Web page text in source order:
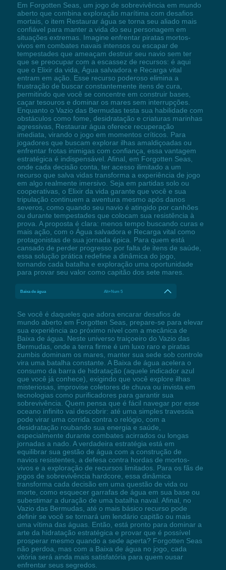
Em Forgotten Seas, um jogo de sobrevivência em mundo
aberto que combina exploração marítima com desafios
mortais, o item Restaurar água se torna seu aliado mais
confiável para manter a vida do seu personagem em
situações extremas. Imagine enfrentar piratas mortos-
vivos em combates navais intensos ou escapar de
tempestades que ameaçam destruir seu navio sem ter
que se preocupar com a escassez de recursos: é aqui
que o Elixir da vida, Água salvadora e Recarga vital
entram em ação. Esse recurso poderoso elimina a
frustração de buscar constantemente itens de cura,
permitindo que você se concentre em construir bases,
caçar tesouros e dominar os mares sem interrupções.
Enquanto o Vazio das Bermudas testa sua habilidade com
obstáculos como fome, desidratação e criaturas marinhas
agressivas, Restaurar água oferece recuperação
imediata, virando o jogo em momentos críticos. Para
jogadores que buscam explorar ilhas amaldiçoadas ou
enfrentar frotas inimigas com confiança, essa vantagem
estratégica é indispensável. Afinal, em Forgotten Seas,
onde cada decisão conta, ter acesso ilimitado a um
recurso que salva vidas transforma a experiência de jogo
em algo realmente imersivo. Seja em partidas solo ou
cooperativas, o Elixir da vida garante que você e sua
tripulação continuem a aventura mesmo após danos
severos, como quando seu navio é atingido por canhões
ou durante tempestades que colocam sua resistência à
prova. A proposta é clara: menos tempo buscando curas e
mais ação, com o Água salvadora e Recarga vital como
protagonistas de sua jornada épica. Para quem está
cansado de perder progresso por falta de itens de saúde,
essa solução prática redefine a dinâmica do jogo,
tornando cada batalha e exploração uma oportunidade
para provar seu valor como capitão dos sete mares.
Baixa de água Alt+Num 5
Se você é daqueles que adora encarar desafios de
mundo aberto em Forgotten Seas, prepare-se para elevar
sua experiência ao próximo nível com a mecânica de
Baixa de água. Neste universo traiçoeiro do Vazio das
Bermudas, onde a terra firme é um luxo raro e piratas
zumbis dominam os mares, manter sua sede sob controle
vira uma batalha constante. A Baixa de água acelera o
consumo da barra de hidratação (aquele indicador azul
que você já conhece), exigindo que você explore ilhas
misteriosas, improvise coletores de chuva ou invista em
tecnologias como purificadores para garantir sua
sobrevivência. Quem pensa que é fácil navegar por esse
oceano infinito vai descobrir: até uma simples travessia
pode virar uma corrida contra o relógio, com a
desidratação roubando sua energia e saúde,
especialmente durante combates acirrados ou longas
jornadas a nado. A verdadeira estratégia está em
equilibrar sua gestão de água com a construção de
navios resistentes, a defesa contra hordas de mortos-
vivos e a exploração de recursos limitados. Para os fãs de
jogos de sobrevivência hardcore, essa dinâmica
transforma cada decisão em uma questão de vida ou
morte, como esquecer garrafas de água em sua base ou
subestimar a duração de uma batalha naval. Afinal, no
Vazio das Bermudas, até o mais básico recurso pode
definir se você se tornará um lendário capitão ou mais
uma vítima das águas. Então, está pronto para dominar a
arte da hidratação estratégica e provar que é possível
prosperar mesmo quando a sede aperta? Forgotten Seas
não perdoa, mas com a Baixa de água no jogo, cada
vitória será ainda mais satisfatória para quem ousar
enfrentar seus segredos.